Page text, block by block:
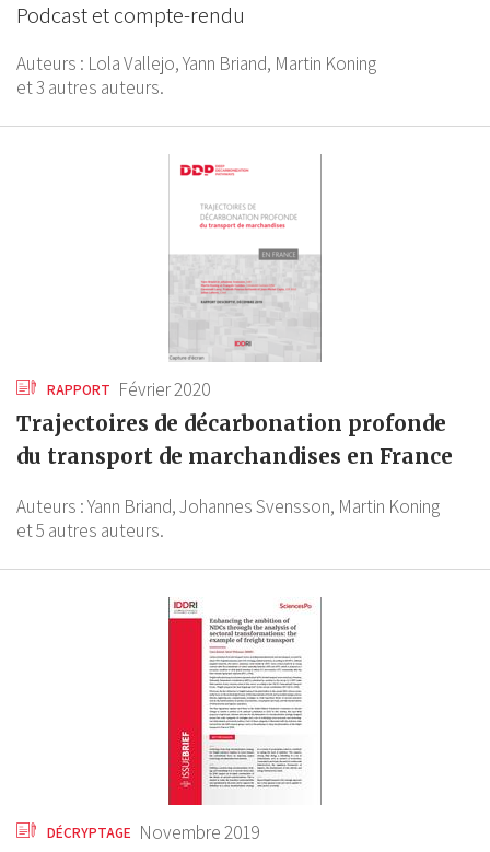
Podcast et compte-rendu
Auteurs : Lola Vallejo,Yann Briand, Martin Koning
et 3 autres auteurs.
RAPPORT Février 2020
Trajectoires de décarbonation profonde
du transport de marchandises en France
Auteurs :Yann Briand,Johannes Svensson, Martin Koning
et 5 autres auteurs.
DÉCRYPTAGE Novembre 2019